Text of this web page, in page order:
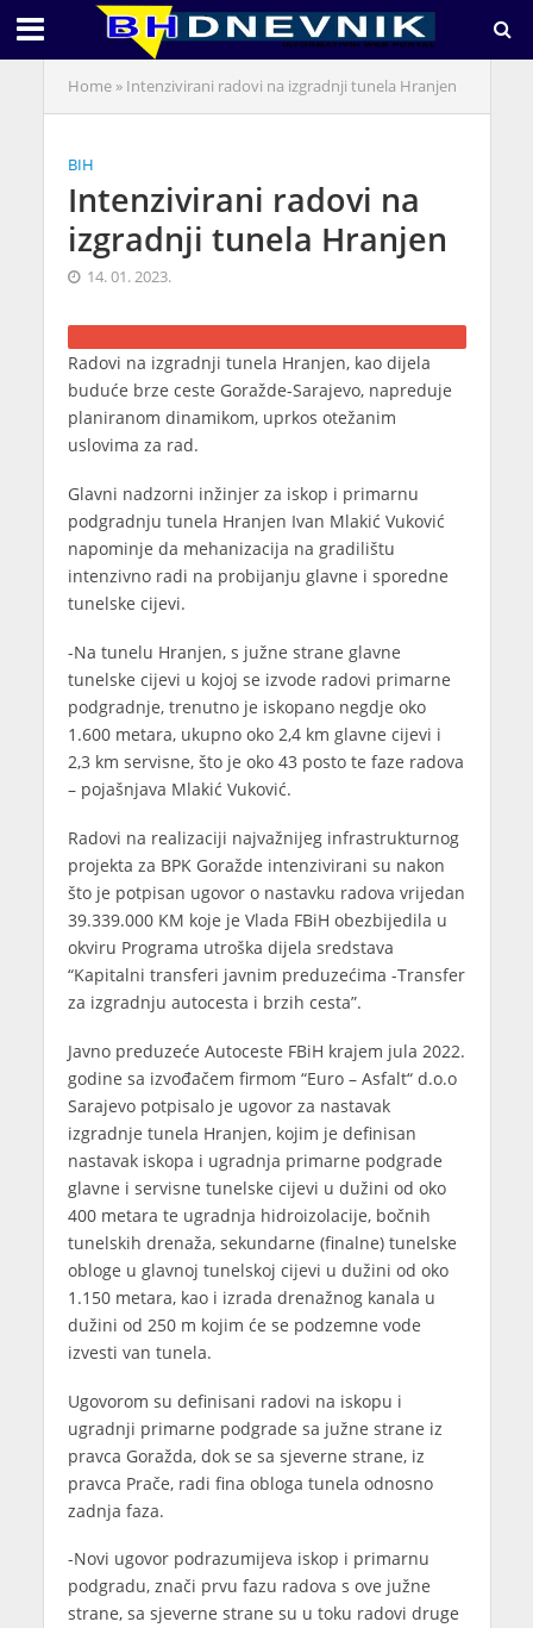
Home» Intenzivirani radovi na izgradnji tunela Hranjen
BIH
Intenzivirani radovi na
izgradnji tunela Hranjen
14. 01. 2023.
Radovi na izgradnji tunela Hranjen, kao dijela
buduće brze ceste Goražde-Sarajevo, napreduje
planiranom dinamikom, uprkos otežanim
uslovima za rad.
Glavni nadzorni inžinjer za iskop i primarnu
podgradnju tunela Hranjen Ivan Mlakić Vuković
napominje da mehanizacija na gradilištu
intenzivno radi na probijanju glavne i sporedne
tunelske cijevi.
-Na tunelu Hranjen, s južne strane glavne
tunelske cijevi u kojoj se izvode radovi primarne
podgradnje, trenutno je iskopano negdje oko
1.600 metara, ukupno oko 2,4 km glavne cijevi i
2,3 km servisne, što je oko 43 posto te faze radova
– pojašnjava Mlakić Vuković.
Radovi na realizaciji najvažnijeg infrastrukturnog
projekta za BPK Goražde intenzivirani su nakon
što je potpisan ugovor o nastavku radova vrijedan
39.339.000 KM koje je Vlada FBiH obezbijedila u
okviru Programa utroška dijela sredstava
“Kapitalni transferi javnim preduzećima -Transfer
za izgradnju autocesta i brzih cesta”.
Javno preduzeće Autoceste FBiH krajem jula 2022.
godine sa izvođačem firmom “Euro – Asfalt“ d.o.o
Sarajevo potpisalo je ugovor za nastavak
izgradnje tunela Hranjen, kojim je definisan
nastavak iskopa i ugradnja primarne podgrade
glavne i servisne tunelske cijevi u dužini od oko
400 metara te ugradnja hidroizolacije, bočnih
tunelskih drenaža, sekundarne (finalne) tunelske
obloge u glavnoj tunelskoj cijevi u dužini od oko
1.150 metara, kao i izrada drenažnog kanala u
dužini od 250 m kojim će se podzemne vode
izvesti van tunela.
Ugovorom su definisani radovi na iskopu i
ugradnji primarne podgrade sa južne strane iz
pravca Goražda, dok se sa sjeverne strane, iz
pravca Prače, radi fina obloga tunela odnosno
zadnja faza.
-Novi ugovor podrazumijeva iskop i primarnu
podgradu, znači prvu fazu radova s ove južne
strane, sa sjeverne strane su u toku radovi druge